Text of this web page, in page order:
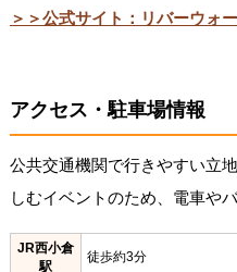
＞＞公式サイト：リバーウォ
アクセス・駐車場情報
公共交通機関で行きやすい立
しむイベントのため、電車や
JR西小倉
駅
徒歩約3分